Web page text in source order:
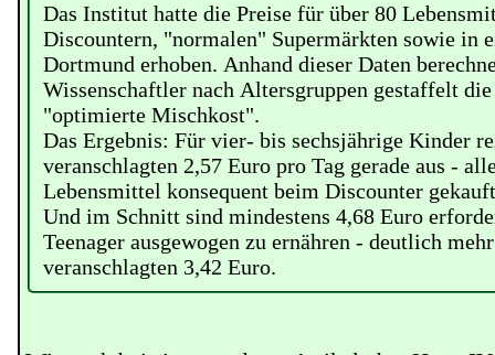
Das Institut hatte die Preise für über 80
Discountern, "normalen" Supermärkten sowie in
Dortmund erhoben. Anhand dieser Daten
Wissenschaftler nach Altersgruppen gestaffelt
"optimierte Mischkost".
Das Ergebnis: Für vier- bis sechsjährige Kinder
veranschlagten 2,57 Euro pro Tag gerade aus -
Lebensmittel konsequent beim Discounter
Und im Schnitt sind mindestens 4,68 Euro
Teenager ausgewogen zu ernähren - deutlich
veranschlagten 3,42 Euro.